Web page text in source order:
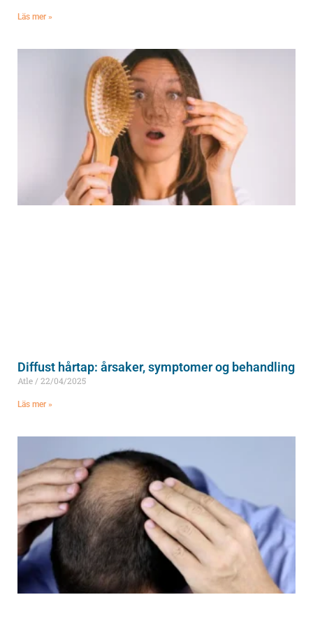
Läs mer »
Diffust hårtap: årsaker, symptomer og behandling
Atle 22/04/2025
Läs mer »